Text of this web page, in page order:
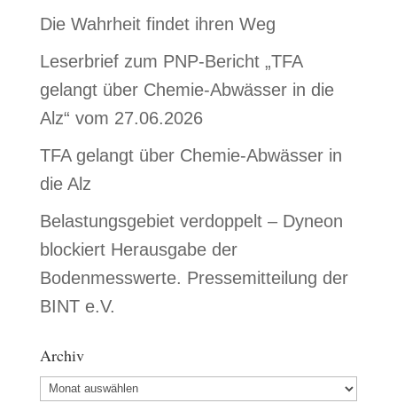
Die Wahrheit findet ihren Weg
Leserbrief zum PNP-Bericht „TFA
gelangt über Chemie-Abwässer in die
Alz“ vom 27.06.2026
TFA gelangt über Chemie-Abwässer in
die Alz
Belastungsgebiet verdoppelt – Dyneon
blockiert Herausgabe der
Bodenmesswerte. Pressemitteilung der
BINT e.V.
Archiv
Archiv